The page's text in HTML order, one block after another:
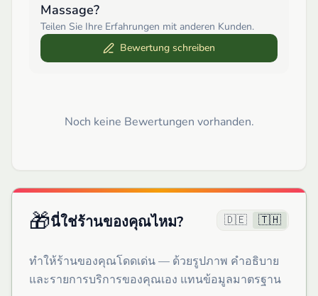
Massage?
Teilen Sie Ihre Erfahrungen mit anderen Kunden.
Bewertung schreiben
Noch keine Bewertungen vorhanden.
🎁นี่ใช่ร้านของคุณไหม? 🇩🇪 🇹🇭
ทำให้ร้านของคุณโดดเด่น — ด้วยรูปภาพ คำอธิบาย
และรายการบริการของคุณเอง แทนข้อมูลมาตรฐาน